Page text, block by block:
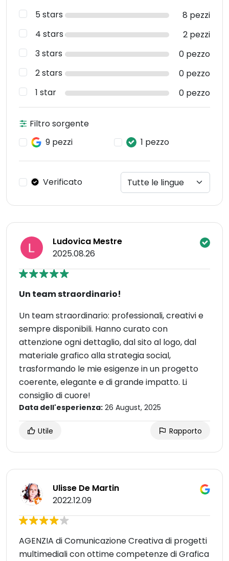
5 stars
8 pezzi
4 stars
2 pezzi
3 stars
0 pezzo
2 stars
0 pezzo
1 star
0 pezzo
Filtro sorgente
9 pezzi
1 pezzo
Verificato
Ludovica Mestre
2025.08.26
Un team straordinario!
Un team straordinario: professionali, creativi e
sempre disponibili. Hanno curato con
attenzione ogni dettaglio, dal sito al logo, dal
materiale grafico alla strategia social,
trasformando le mie esigenze in un progetto
coerente, elegante e di grande impatto. Li
consiglio di cuore!
Data dell'esperienza: 26 August, 2025
Utile Rapporto
Ulisse De Martin
2022.12.09
AGENZIA di Comunicazione Creativa di progetti
multimediali con ottime competenze di Grafica